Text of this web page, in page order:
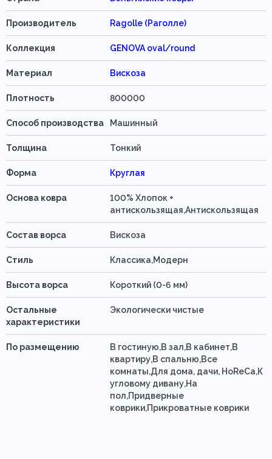
Производитель Ragolle (Раголле)
Коллекция GENOVA oval/round
Материал Вискоза
Плотность 800000
Способ производства Машинный
Толщина Тонкий
Форма Круглая
Основа ковра
100% Хлопок +
антискользящая,Антискользящая
Состав ворса Вискоза
Стиль Классика,Модерн
Высота ворса Короткий (0-6 мм)
Остальные
характеристики
Экологически чистые
По размещению
В гостиную,В зал,В кабинет,В
квартиру,В спальню,Все
комнаты,Для дома, дачи, HoReCa,К
угловому дивану,На
пол,Придверные
коврики,Прикроватные коврики